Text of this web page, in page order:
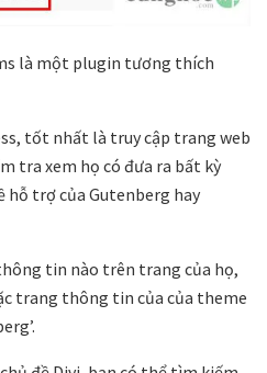
là một plugin tương thích
tốt nhất là truy cập trang web
tra xem họ có đưa ra bất kỳ
hỗ trợ của Gutenberg hay
tin nào trên trang của họ,
trang thông tin của của theme